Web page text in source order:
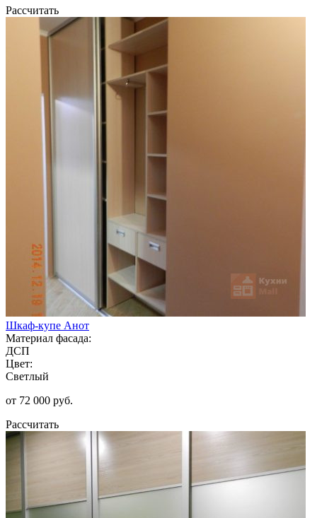
Рассчитать
Шкаф-купе Анот
Материал фасада:
ДСП
Цвет:
Светлый
от 72 000 руб.
Рассчитать